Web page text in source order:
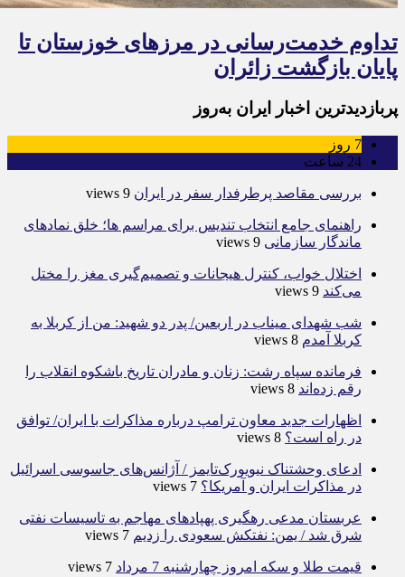
تداوم خدمت‌رسانی در مرزهای خوزستان تا
پایان بازگشت زائران
پربازدیدترین اخبار ایران به‌روز
7 روز
24 ساعت
بررسی مقاصد پرطرفدار سفر در ایران 9 views
راهنمای جامع انتخاب تندیس برای مراسم ها؛ خلق نمادهای
ماندگار سازمانی 9 views
اختلال خواب، کنترل هیجانات و تصمیم‌گیری مغز را مختل
می‌کند 9 views
شب شهدای میناب در اربعین/ پدر دو شهید: من از کربلا به
کربلا آمدم 8 views
فرمانده سپاه رشت: زنان و مادران تاریخ باشکوه انقلاب را
رقم زده‌اند 8 views
اظهارات جدید معاون ترامپ درباره مذاکرات با ایران/ توافق
در راه است؟ 8 views
ادعای وحشتناک نیویورک‌تایمز / آژانس‌های جاسوسی اسرائیل
در مذاکرات ایران و آمریکا؟ 7 views
عربستان مدعی رهگیری پهپادهای مهاجم به تاسیسات نفتی
شرق شد / یمن: نفتکش سعودی را زدیم 7 views
قیمت طلا و سکه امروز چهارشنبه 7 مرداد 7 views